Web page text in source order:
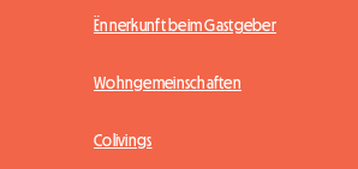
Ënnerkunft beim Gastgeber
Wohngemeinschaften
Colivings